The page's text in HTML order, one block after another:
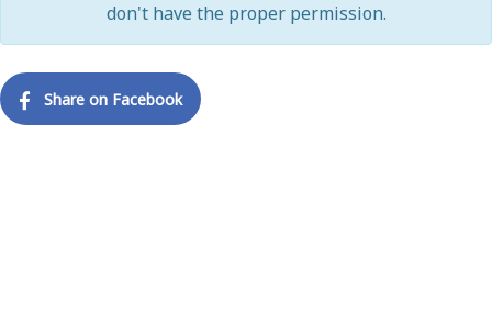
don't have the proper permission.
Share on Facebook